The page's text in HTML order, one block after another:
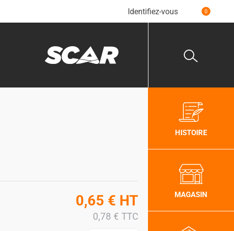
Identifiez-vous 0
0,65 € HT
0,78 € TTC
HISTOIRE
MAGASIN